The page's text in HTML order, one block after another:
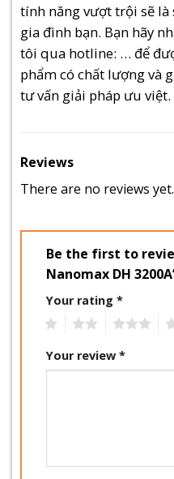
tính năng vượt trội sẽ là
gia đình bạn. Bạn hãy
tôi qua hotline: … để
phẩm có chất lượng và
tư vấn giải pháp ưu việt.
Reviews
There are no reviews yet.
Be the first to
Nanomax DH
Your rating *
Your review *